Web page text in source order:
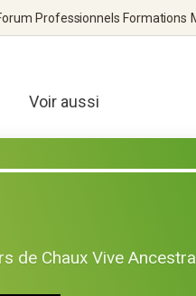
Professionnels Formations
Voir aussi
de Chaux Vive